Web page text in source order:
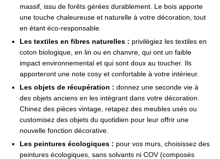
massif, issu de forêts gérées durablement. Le bois apporte
une touche chaleureuse et naturelle à votre décoration, tout
en étant éco-responsable.
Les textiles en fibres naturelles : privilégiez les textiles en
coton biologique, en lin ou en chanvre, qui ont un faible
impact environnemental et qui sont doux au toucher. Ils
apporteront une note cosy et confortable à votre intérieur.
Les objets de récupération : donnez une seconde vie à
des objets anciens en les intégrant dans votre décoration.
Chinez des pièces vintage, retapez des meubles usés ou
customisez des objets du quotidien pour leur offrir une
nouvelle fonction décorative.
Les peintures écologiques : pour vos murs, choisissez des
peintures écologiques, sans solvants ni COV (composés